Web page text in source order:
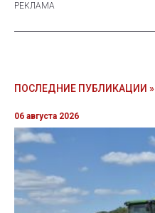
ПОСЛЕДНИЕ ПУБЛИКАЦИИ »
06 августа 2026